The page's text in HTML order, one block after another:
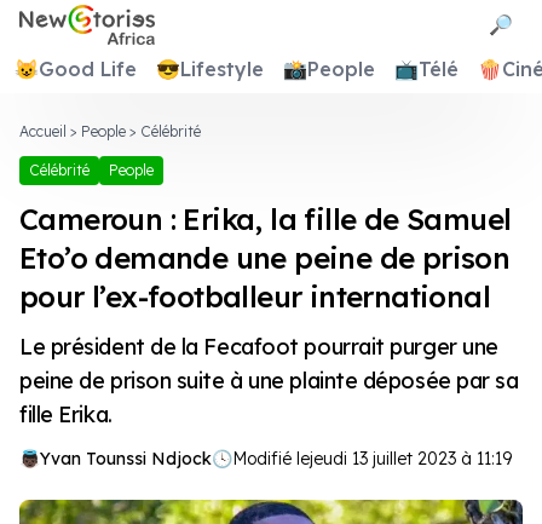
Newstories Africa
🔎
😺Good Life 😎Lifestyle 📸People 📺Télé 🍿
Accueil > People > Célébrité
Célébrité People
Cameroun : Erika, la fille de Samuel
Eto’o demande une peine de prison
pour l’ex-footballeur international
Le président de la Fecafoot pourrait purger une
peine de prison suite à une plainte déposée par sa
fille Erika.
Yvan Tounssi Ndjock🕓Modifié lejeudi 13 juillet 2023 à 11:19